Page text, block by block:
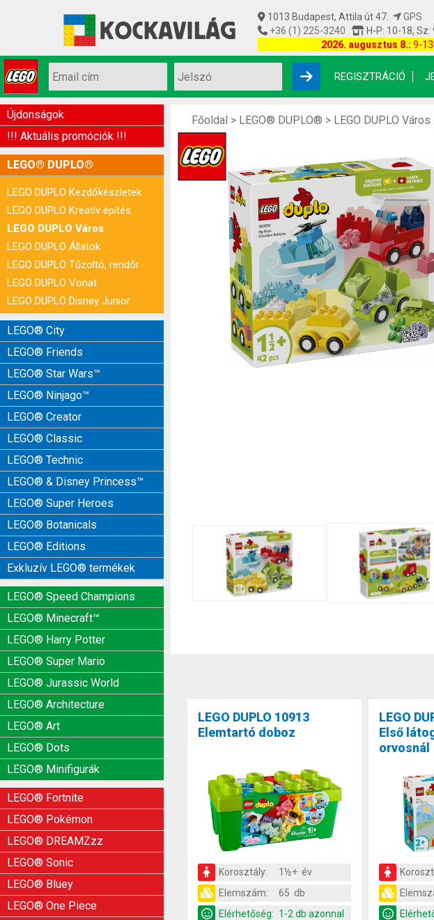
1013 Budapest, Attila út 47.
GPS
+36 (1) 225-3240
H-P: 10-18, Sz:
Utolsó készletfrissítés: 2026.08.08
2026. augusztus 8.: 9-
REGISZTRÁCIÓ
Újdonságok
!!! Aktuális promóciók !!!
LEGO® DUPLO®
LEGO DUPLO Kezdőkészletek
LEGO DUPLO Kreatív építés
LEGO DUPLO Város
LEGO DUPLO Állatok
LEGO DUPLO Tűzoltó, rendőr
LEGO DUPLO Vonat
LEGO DUPLO Disney Junior
LEGO® City
LEGO® Friends
LEGO® Star Wars™
LEGO® Ninjago™
LEGO® Creator
LEGO® Classic
LEGO® Technic
LEGO® & Disney Princess™
LEGO® Super Heroes
LEGO® Botanicals
LEGO® Editions
Exkluzív LEGO® termékek
LEGO® Speed Champions
LEGO® Minecraft™
LEGO® Harry Potter
LEGO® Super Mario
LEGO® Jurassic World
LEGO® Architecture
LEGO® Art
LEGO® Dots
LEGO® Minifigurák
LEGO® Fortnite
LEGO® Pokémon
LEGO® DREAMZzz
LEGO® Sonic
LEGO® Bluey
LEGO® One Piece
Főoldal > LEGO® DUPLO® > LEGO DUPLO Város
LEGO DUPLO 10913
Elemtartó doboz
Korosztály:
1½+ év
Elemszám:
65 db
Elérhetőség: 1-2 db azonnal
LEGO
Első
orvosnál